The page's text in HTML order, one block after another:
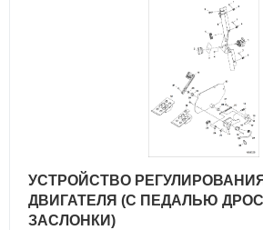
УСТРОЙСТВО
ДВИГАТЕЛЯ (С ПЕДАЛЬЮ
ЗАСЛОНКИ)